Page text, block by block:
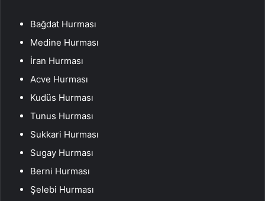
Bağdat Hurması
Medine Hurması
İran Hurması
Acve Hurması
Kudüs Hurması
Tunus Hurması
Sukkari Hurması
Sugay Hurması
Berni Hurması
Şelebi Hurması